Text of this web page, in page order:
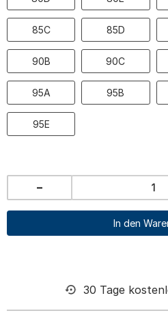
85C 85D
90B 90C
95A 95B
95E
-
In den
30 Tage